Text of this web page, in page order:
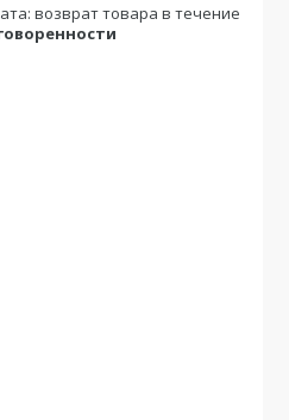
возврат товара в течение